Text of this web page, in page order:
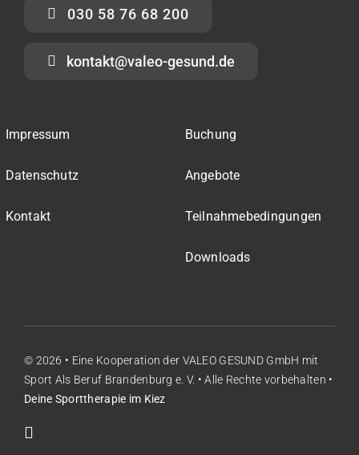
030 58 76 68 200
kontakt@valeo-gesund.de
Impressum
Datenschutz
Kontakt
Buchung
Angebote
Teilnahmebedingungen
Downloads
© 2026 • Eine Kooperation der VALEO GESUND GmbH mit
Sport Als Beruf Brandenburg e. V. • Alle Rechte vorbehalten •
Deine Sporttherapie im Kiez